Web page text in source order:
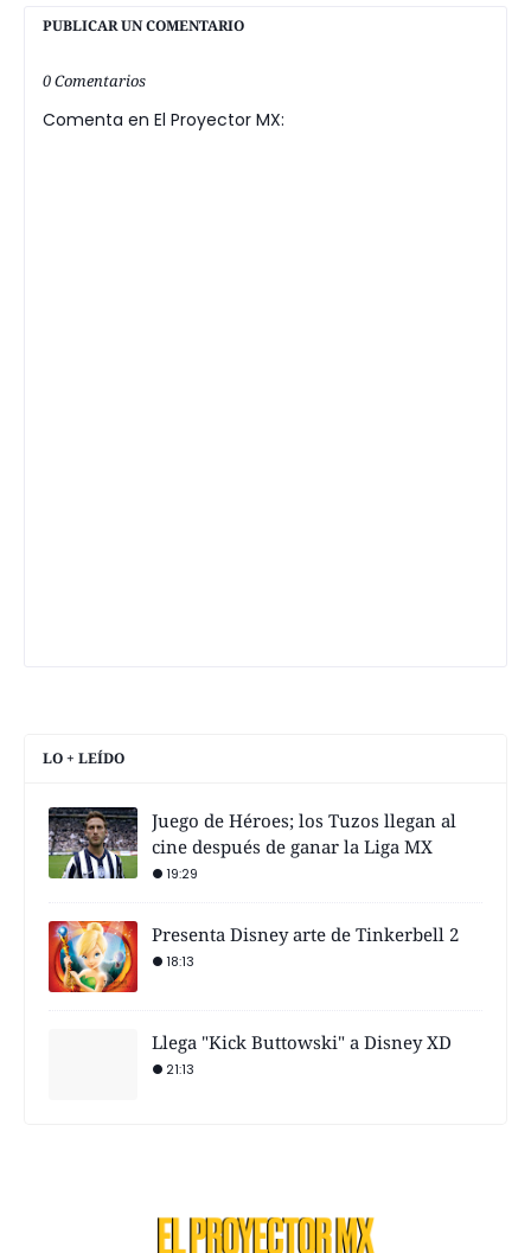
PUBLICAR UN COMENTARIO
0 Comentarios
Comenta en El Proyector MX:
LO + LEÍDO
Juego de Héroes; los Tuzos llegan al
cine después de ganar la Liga MX
19:29
Presenta Disney arte de Tinkerbell 2
18:13
Llega "Kick Buttowski" a Disney XD
21:13